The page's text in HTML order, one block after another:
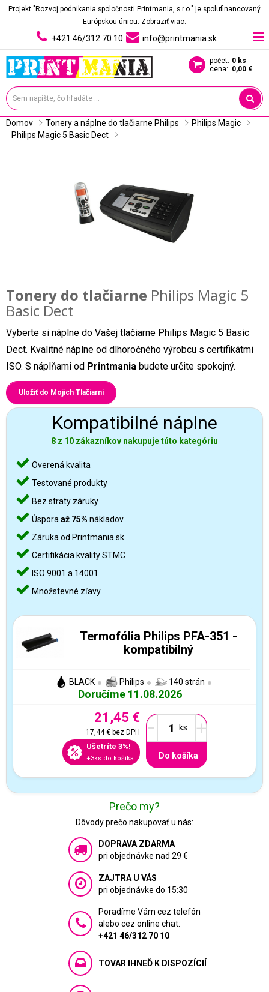
Projekt "Rozvoj podnikania spoločnosti Printmania, s.r.o." je spolufinancovaný
Európskou úniou. Zobraziť viac.
+421 46/312 70 10 info@printmania.sk
počet: 0 ks
cena: 0,00 €
Domov Tonery a náplne do tlačiarne Philips
Philips Magic
Philips Magic 5 Basic Dect
Tonery do tlačiarne Philips Magic 5
Basic Dect
Vyberte si náplne do Vašej tlačiarne Philips Magic 5 Basic
Dect. Kvalitné náplne od dlhoročného výrobcu s certifikátmi
ISO. S náplňami od Printmania budete určite spokojný.
Uložiť do Mojich Tlačiarní
Kompatibilné náplne
8 z 10 zákazníkov nakupuje túto kategóriu
Overená kvalita
Testované produkty
Bez straty záruky
Úspora až 75% nákladov
Záruka od Printmania.sk
Certifikácia kvality STMC
ISO 9001 a 14001
Množstevné zľavy
Termofólia Philips PFA-351 -
kompatibilný
BLACK Philips 140 strán
Doručíme 11.08.2026
21,45 €
17,44 €bez DPH
Ušetríte 3%!
+3ks do košíka
- +
Do košíka
Prečo my?
Dôvody prečo nakupovať u nás:
DOPRAVA ZDARMA
pri objednávke nad 29 €
ZAJTRA U VÁS
pri objednávke do 15:30
Poradíme Vám cez telefón
alebo cez online chat:
+421 46/312 70 10
TOVAR IHNEĎ K DISPOZÍCIÍ